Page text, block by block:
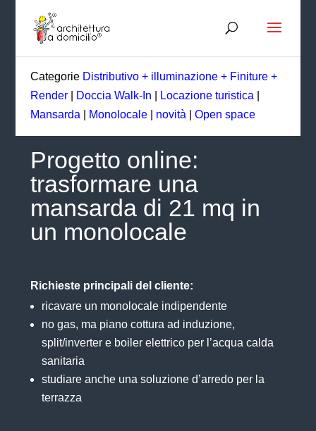
Categorie Distributivo + illuminazione + Finiture +
Render| Doccia Walk-In Locazione turistica
Mansarda
Monolocale| novità Open space
Progetto online:
trasformare una
mansarda di 21 mq in
un monolocale
Richieste principali del cliente:
ricavare un monolocale indipendente
no gas, ma piano cottura ad induzione,
split/inverter e boiler elettrico per l’acqua calda
sanitaria
studiare anche una soluzione d’arredo per la
terrazza